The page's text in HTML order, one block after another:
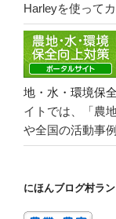
Harleyを使って
地・水・環境保
イトでは、「農
や全国の活動事
にほんブログ村ラ